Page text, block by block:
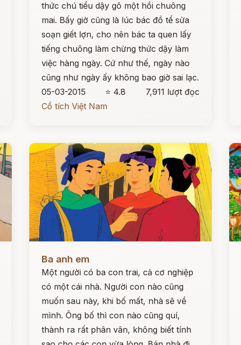
thức chú tiểu dậy gõ một hồi chuông
mai. Bấy giờ cũng là lúc bác đồ tể sửa
soạn giết lợn, cho nên bác ta quen lấy
tiếng chuông làm chừng thức dậy làm
việc hàng ngày. Cứ như thế, ngày nào
cũng như ngày ấy không bao giờ sai lạc.
05-03-2015
⭐ 4.8
7,911 lượt đọc
Cổ tích Việt Nam
Ba anh em
Một người có ba con trai, cả cơ nghiệp
có một cái nhà. Người con nào cũng
muốn sau này, khi bố mất, nhà sẽ về
mình. Ông bố thì con nào cũng quí,
thành ra rất phân vân, không biết tính